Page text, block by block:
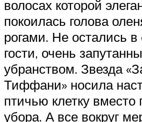
волосах которой
покоилась голова
рогами. Не остались в
гости, очень
убранством. Звезда
Тиффани» носила
птичью клетку вместо
убора. А все вокруг